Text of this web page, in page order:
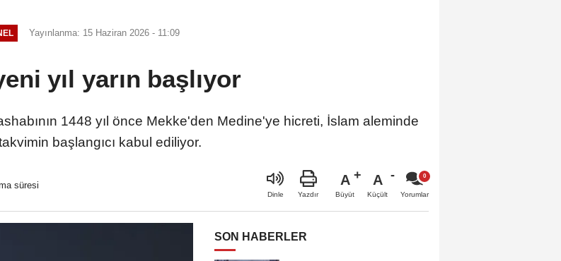
Yayınlanma: 15 Haziran 2026 - 11:09
yıl yarın başlıyor
1448 yıl önce Mekke'den Medine'ye hicreti, İslam aleminde
başlangıcı kabul ediliyor.
süresi
Dinle Yazdır
A
Büyüt
A
Küçült Yorumlar
SON HABERLER